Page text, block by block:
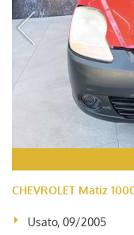
CHEVROLET Matiz
Usato, 09/2005